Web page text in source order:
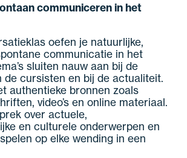
communiceren in het
oefen je natuurlijke,
communicatie in het
sluiten nauw aan bij de
de cursisten en bij de actualiteit.
authentieke bronnen zoals
video’s en online materiaal.
over actuele,
en culturele onderwerpen en
op elke wending in een